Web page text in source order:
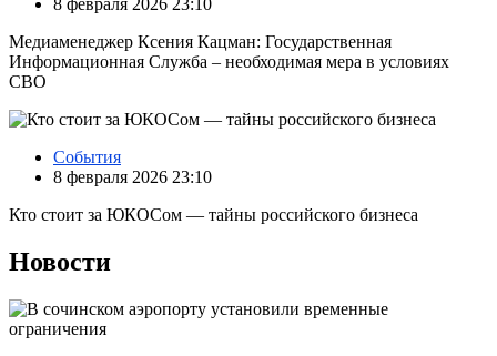
8 февраля 2026 23:10
Медиаменеджер Ксения Кацман: Государственная
Информационная Служба – необходимая мера в условиях
СВО
События
8 февраля 2026 23:10
Кто стоит за ЮКОСом — тайны российского бизнеса
Новости